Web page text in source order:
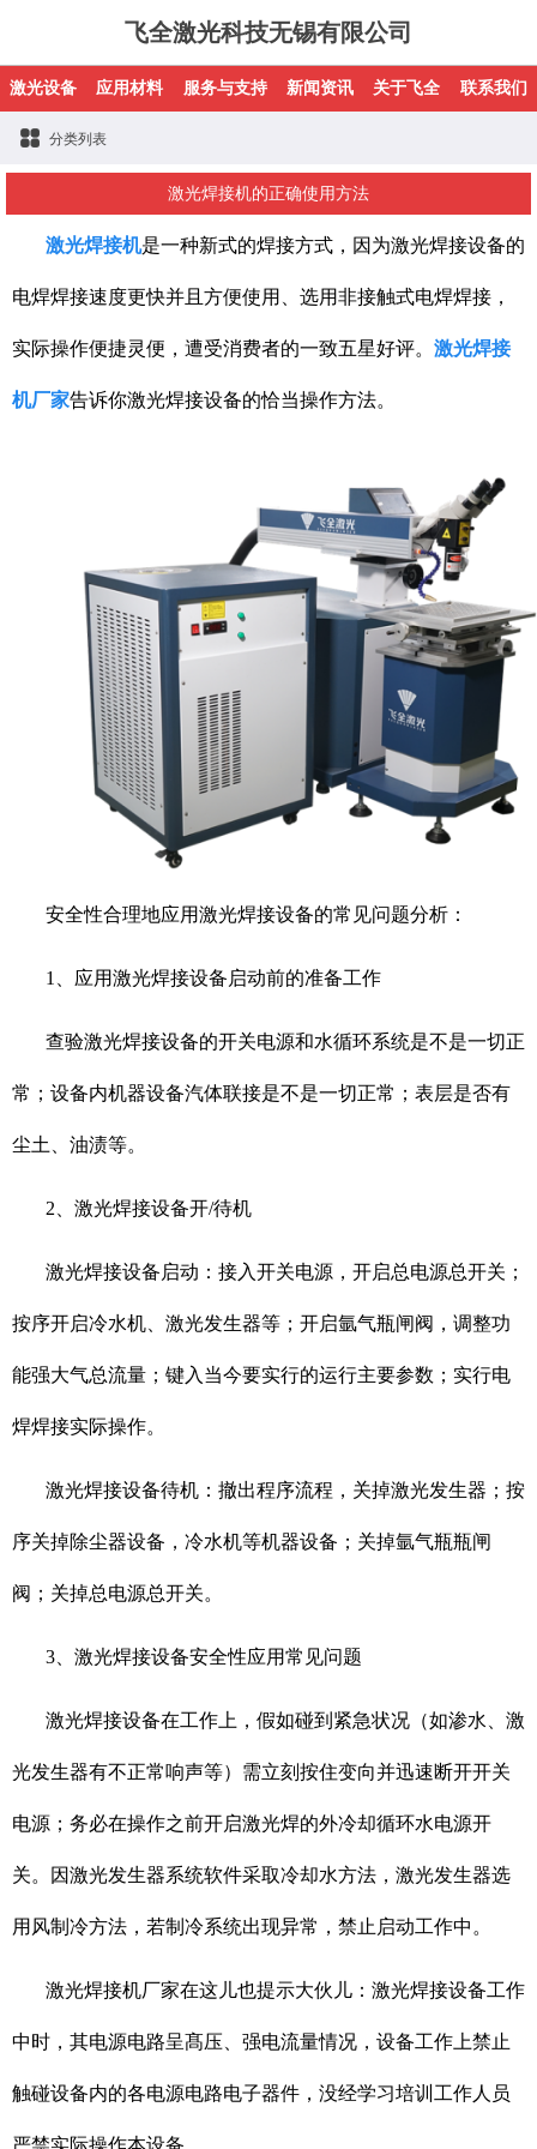
飞全激光科技无锡有限公司
激光设备 应用材料 服务与支持 新闻资讯 关于飞全 联系我们
分类列表
激光焊接机的正确使用方法
激光焊接机是一种新式的焊接方式，因为激光焊接设备的
电焊焊接速度更快并且方便使用、选用非接触式电焊焊接，
实际操作便捷灵便，遭受消费者的一致五星好评。 激光焊接
机厂家告诉你激光焊接设备的恰当操作方法。
安全性合理地应用激光焊接设备的常见问题分析：
1、应用激光焊接设备启动前的准备工作
查验激光焊接设备的开关电源和水循环系统是不是一切正
常；设备内机器设备汽体联接是不是一切正常；表层是否有
尘土、油渍等。
2、激光焊接设备开/待机
激光焊接设备启动：接入开关电源，开启总电源总开关；
按序开启冷水机、激光发生器等；开启氩气瓶闸阀，调整功
能强大气总流量；键入当今要实行的运行主要参数；实行电
焊焊接实际操作。
激光焊接设备待机：撤出程序流程，关掉激光发生器；按
序关掉除尘器设备，冷水机等机器设备；关掉氩气瓶瓶闸
阀；关掉总电源总开关。
3、激光焊接设备安全性应用常见问题
激光焊接设备在工作上，假如碰到紧急状况（如渗水、激
光发生器有不正常响声等）需立刻按住变向并迅速断开开关
电源；务必在操作之前开启激光焊的外冷却循环水电源开
关。因激光发生器系统软件采取冷却水方法，激光发生器选
用风制冷方法，若制冷系统出现异常，禁止启动工作中。
激光焊接机厂家在这儿也提示大伙儿：激光焊接设备工作
中时，其电源电路呈髙压、强电流量情况，设备工作上禁止
触碰设备内的各电源电路电子器件，没经学习培训工作人员
严禁实际操作本设备。